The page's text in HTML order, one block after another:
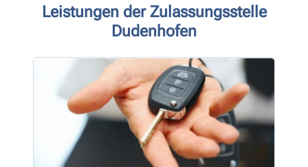
Leistungen der Zulassungsstelle
Dudenhofen